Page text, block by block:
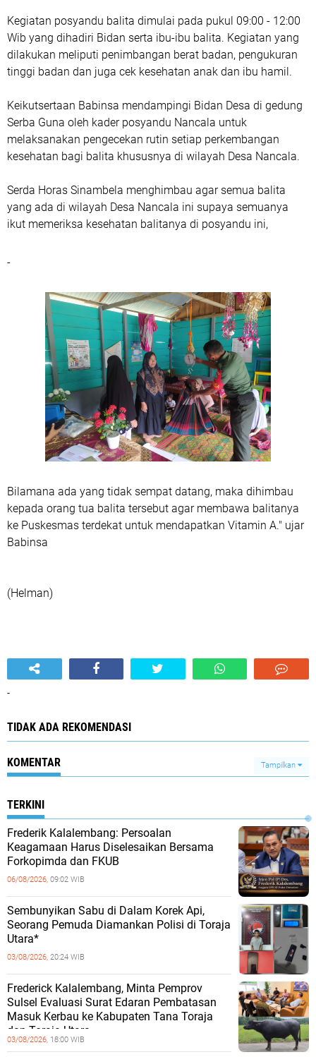
Kegiatan posyandu balita dimulai pada pukul 09:00 - 12:00
Wib yang dihadiri Bidan serta ibu-ibu balita. Kegiatan yang
dilakukan meliputi penimbangan berat badan, pengukuran
tinggi badan dan juga cek kesehatan anak dan ibu hamil.
Keikutsertaan Babinsa mendampingi Bidan Desa di gedung
Serba Guna oleh kader posyandu Nancala untuk
melaksanakan pengecekan rutin setiap perkembangan
kesehatan bagi balita khususnya di wilayah Desa Nancala.
Serda Horas Sinambela menghimbau agar semua balita
yang ada di wilayah Desa Nancala ini supaya semuanya
ikut memeriksa kesehatan balitanya di posyandu ini,
-
Bilamana ada yang tidak sempat datang, maka dihimbau
kepada orang tua balita tersebut agar membawa balitanya
ke Puskesmas terdekat untuk mendapatkan Vitamin A." ujar
Babinsa
(Helman)
-
TIDAK ADA REKOMENDASI
KOMENTAR Tampilkan
TERKINI
Frederik Kalalembang: Persoalan
Keagamaan Harus Diselesaikan Bersama
Forkopimda dan FKUB
06/08/2026, 09:02 WIB
Sembunyikan Sabu di Dalam Korek Api,
Seorang Pemuda Diamankan Polisi di Toraja
Utara*
03/08/2026, 20:24 WIB
Frederick Kalalembang, Minta Pemprov
Sulsel Evaluasi Surat Edaran Pembatasan
Masuk Kerbau ke Kabupaten Tana Toraja
dan Toraja Utara
03/08/2026, 18:00 WIB